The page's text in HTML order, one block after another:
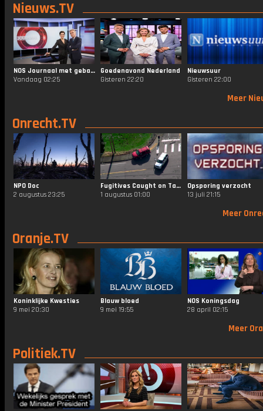
Nieuws.TV
NOS Journaal met gebarentaal 20.00
Vandaag 02:25
Goedenavond Nederland
Gisteren 22:20
Nieuwsuur
Gisteren 22:00
Meer
Onrecht.TV
NPO Doc
2 augustus 23:25
Fugitives Caught on Tape
1 augustus 01:00
Opsporing verzocht
13 juli 21:15
Meer
Oranje.TV
Koninklijke Kwesties
9 mei 20:30
Blauw bloed
9 mei 19:55
NOS Koningsdag
28 april 02:15
Meer
Politiek.TV